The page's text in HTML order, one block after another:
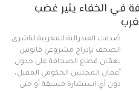
في الخفاء يثير غضب
صُدمت الفيدرالية المغربية لناشري
الصحف بإدراج مشروعي قانونين
يهمّان قطاع الصحافة على جدول
أعمال المجلس الحكومي المقبل،
دون أي استشارة مسبقة أو حتى